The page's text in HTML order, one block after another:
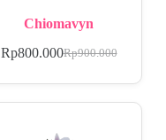
Chiomavyn
Rp900.000
Rp800.000